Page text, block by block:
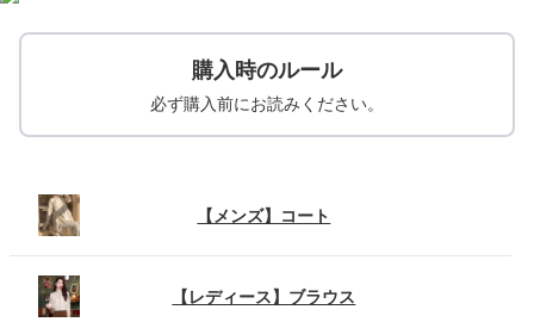
購入時のルール
必ず購入前にお読みください。
【メンズ】コート
【レディース】ブラウス